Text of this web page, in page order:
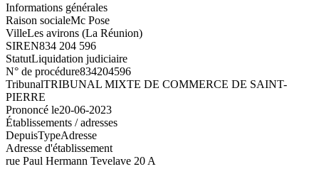
Informations générales
Raison socialeMc Pose
VilleLes avirons (La Réunion)
SIREN834 204 596
StatutLiquidation judiciaire
N° de procédure834204596
TribunalTRIBUNAL MIXTE DE COMMERCE DE SAINT-
PIERRE
Prononcé le20-06-2023
Établissements / adresses
DepuisTypeAdresse
Adresse d'établissement
rue Paul Hermann Tevelave 20 A